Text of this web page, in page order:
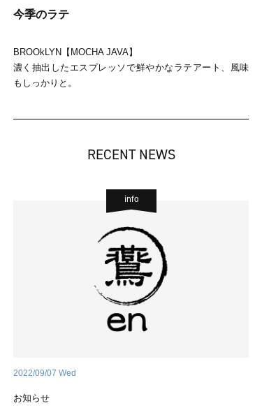
今季のラテ
BROOkLYN【MOCHA JAVA】
濃く抽出したエスプレッソで鮮やかなラテアート、風味
もしっかりと。
RECENT NEWS
info
2022/09/07 Wed
お知らせ